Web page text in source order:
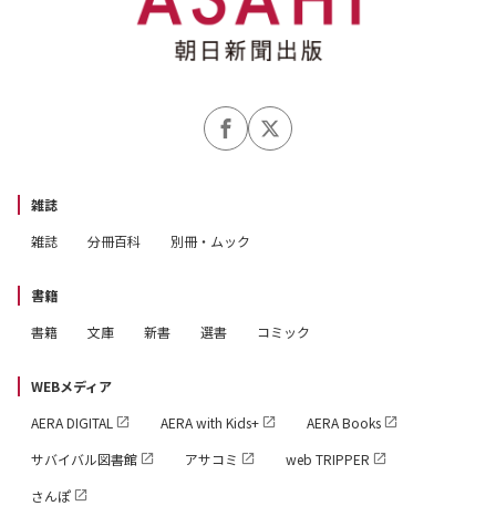
雑誌
雑誌
分冊百科 別冊・ムック
書籍
書籍
文庫 新書 選書 コミック
WEBメディア
AERA DIGITAL
AERA with Kids+
AERA Books
サバイバル図書館
アサコミ
web TRIPPER
さんぽ